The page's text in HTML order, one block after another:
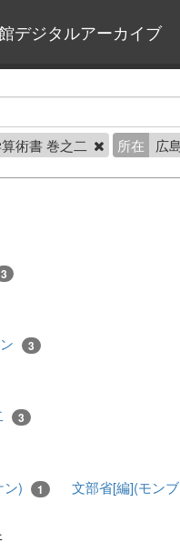
デジタルアーカイブ
術書 巻之二 所在 広
3
3
3
ン) 1 文部省[編](モン